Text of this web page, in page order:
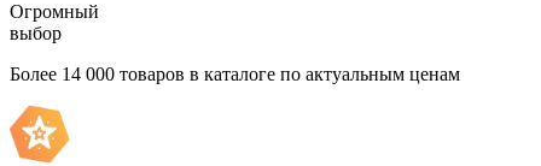
Огромный
выбор
Более 14 000 товаров в каталоге по актуальным ценам